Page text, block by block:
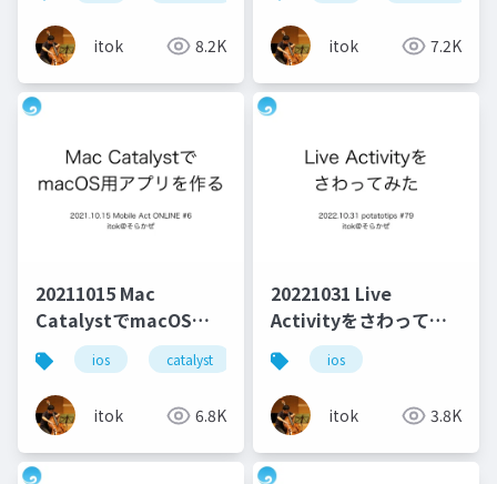
itok 8.2K itok 7.2K
20211015 Mac
CatalystでmacOS用
アプリを作る
ios catalyst macos
itok 6.8K
20221031 Live
Activityをさわってみ
た
ios
itok 3.8K